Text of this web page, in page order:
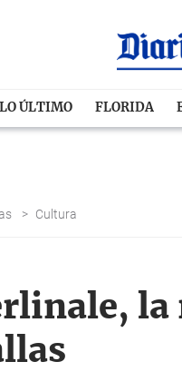
LO ÚLTIMO FLORIDA
> Cultura
la